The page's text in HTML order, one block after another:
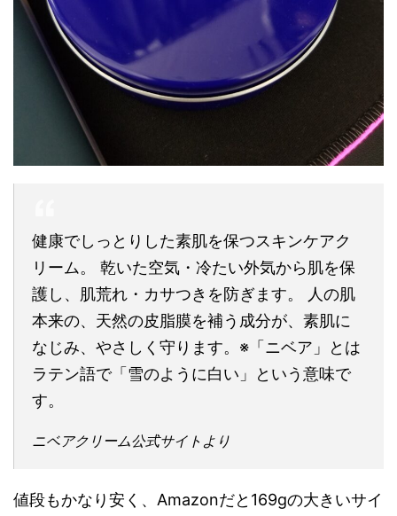
健康でしっとりした素肌を保つスキンケアク
リーム。 乾いた空気・冷たい外気から肌を保
護し、肌荒れ・カサつきを防ぎます。 人の肌
本来の、天然の皮脂膜を補う成分が、素肌に
なじみ、やさしく守ります。※「ニベア」とは
ラテン語で「雪のように白い」という意味で
す。
ニベアクリーム公式サイトより
値段もかなり安く、Amazonだと169gの大きいサイ